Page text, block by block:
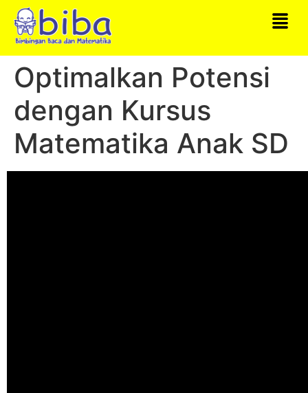
Optimalkan Potensi
dengan Kursus
Matematika Anak SD